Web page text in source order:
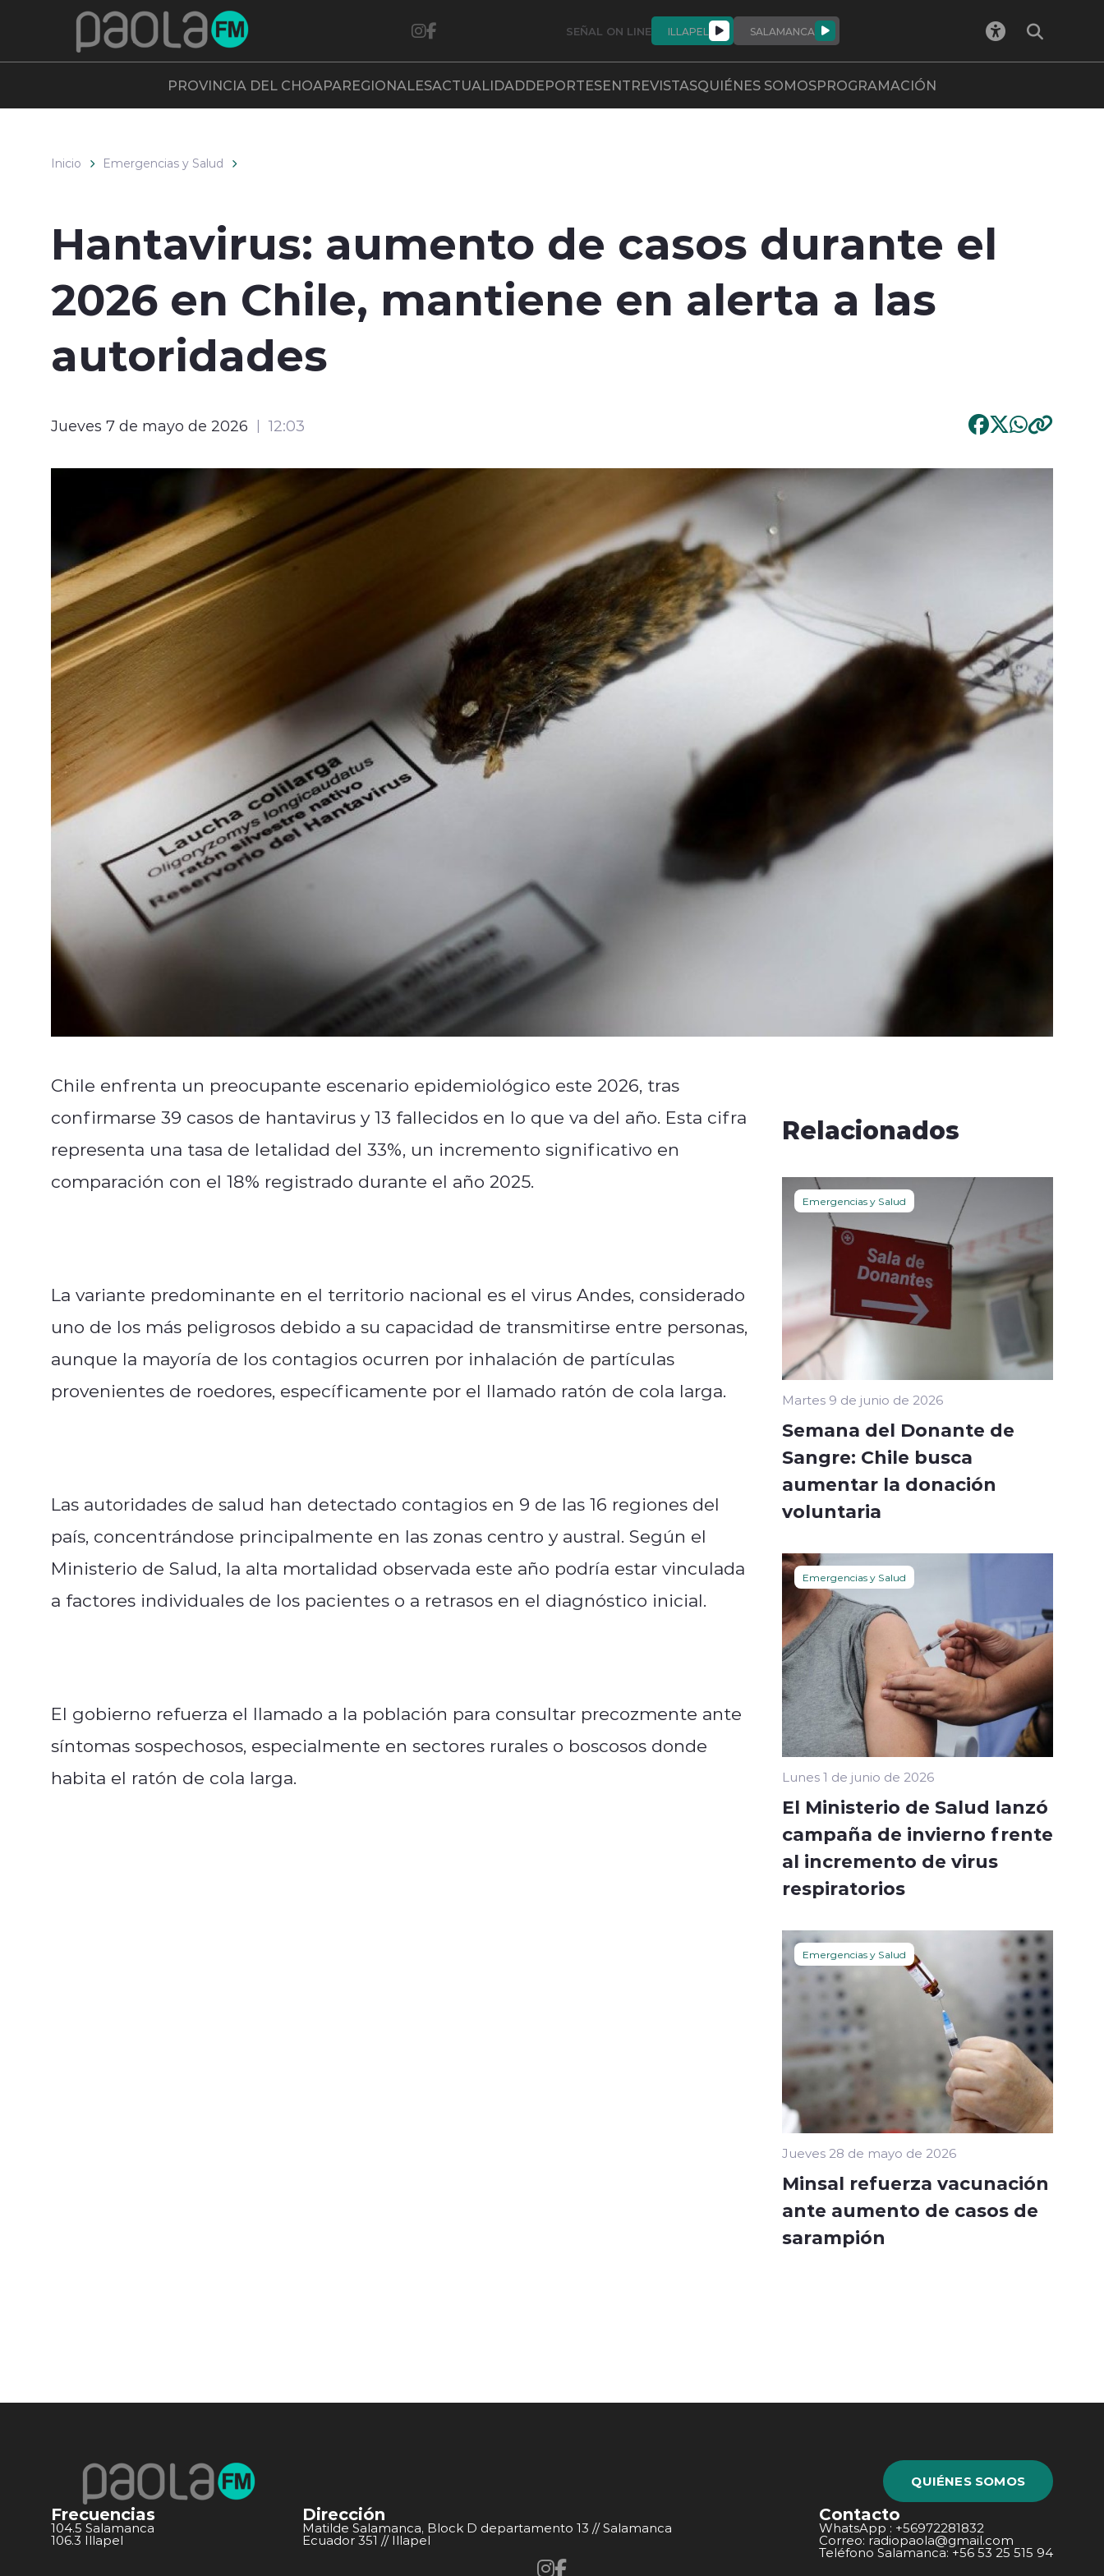
SEÑAL ON LINE ILLAPEL SALAMANCA
PROVINCIA DEL CHOAPAREGIONALESACTUALIDADDEPORTESENTREVISTASQUIÉNES SOMOSPROGRAMACIÓN
Inicio Emergencias y Salud
Hantavirus: aumento de casos durante el
2026 en Chile, mantiene en alerta a las
autoridades
Jueves 7 de mayo de 2026 12:03
Chile enfrenta un preocupante escenario epidemiológico este 2026, tras
confirmarse 39 casos de hantavirus y 13 fallecidos en lo que va del año. Esta cifra
representa una tasa de letalidad del 33%, un incremento significativo en
comparación con el 18% registrado durante el año 2025.
La variante predominante en el territorio nacional es el virus Andes, considerado
uno de los más peligrosos debido a su capacidad de transmitirse entre personas,
aunque la mayoría de los contagios ocurren por inhalación de partículas
provenientes de roedores, específicamente por el llamado ratón de cola larga.
Las autoridades de salud han detectado contagios en 9 de las 16 regiones del
país, concentrándose principalmente en las zonas centro y austral. Según el
Ministerio de Salud, la alta mortalidad observada este año podría estar vinculada
a factores individuales de los pacientes o a retrasos en el diagnóstico inicial.
El gobierno refuerza el llamado a la población para consultar precozmente ante
síntomas sospechosos, especialmente en sectores rurales o boscosos donde
habita el ratón de cola larga.
Relacionados
Emergencias y Salud
Martes 9 de junio de 2026
Semana del Donante de
Sangre: Chile busca
aumentar la donación
voluntaria
Emergencias y Salud
Lunes 1 de junio de 2026
El Ministerio de Salud lanzó
campaña de invierno frente
al incremento de virus
respiratorios
Emergencias y Salud
Jueves 28 de mayo de 2026
Minsal refuerza vacunación
ante aumento de casos de
sarampión
QUIÉNES SOMOS
Frecuencias
104.5 Salamanca
106.3 Illapel
Dirección
Matilde Salamanca, Block D departamento 13 // Salamanca
Ecuador 351 // Illapel
Contacto
WhatsApp : +56972281832
Correo: radiopaola@gmail.com
Teléfono Salamanca: +56 53 25 515 94